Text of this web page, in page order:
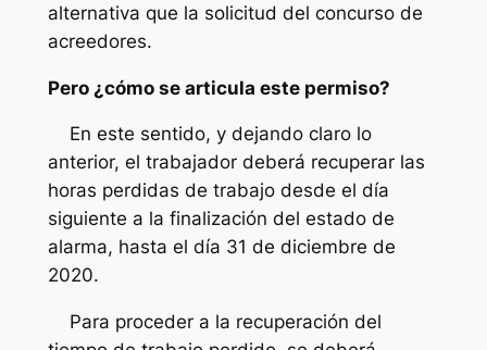
alternativa que la solicitud del concurso de
acreedores.
Pero ¿cómo se articula este permiso?
En este sentido, y dejando claro lo
anterior, el trabajador deberá recuperar las
horas perdidas de trabajo desde el día
siguiente a la finalización del estado de
alarma, hasta el día 31 de diciembre de
2020.
Para proceder a la recuperación del